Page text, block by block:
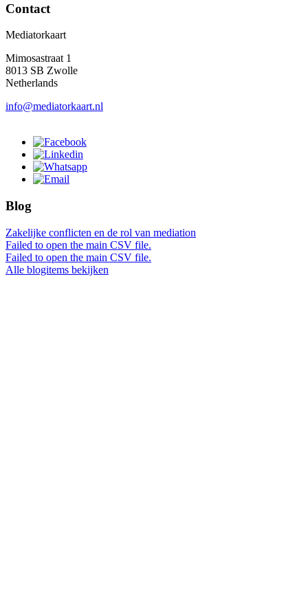
Contact
Mediatorkaart
Mimosastraat 1
8013 SB Zwolle
Netherlands
info@mediatorkaart.nl
Blog
Zakelijke conflicten en de rol van mediation
Failed to open the main CSV file.
Failed to open the main CSV file.
Alle blogitems bekijken